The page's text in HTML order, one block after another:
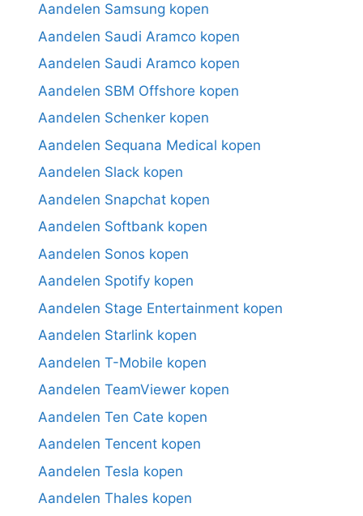
Aandelen Samsung kopen
Aandelen Saudi Aramco kopen
Aandelen Saudi Aramco kopen
Aandelen SBM Offshore kopen
Aandelen Schenker kopen
Aandelen Sequana Medical kopen
Aandelen Slack kopen
Aandelen Snapchat kopen
Aandelen Softbank kopen
Aandelen Sonos kopen
Aandelen Spotify kopen
Aandelen Stage Entertainment kopen
Aandelen Starlink kopen
Aandelen T-Mobile kopen
Aandelen TeamViewer kopen
Aandelen Ten Cate kopen
Aandelen Tencent kopen
Aandelen Tesla kopen
Aandelen Thales kopen